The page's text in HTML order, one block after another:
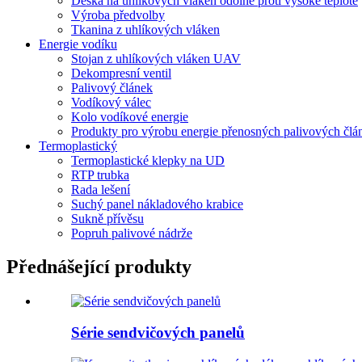
Výroba předvolby
Tkanina z uhlíkových vláken
Energie vodíku
Stojan z uhlíkových vláken UAV
Dekompresní ventil
Palivový článek
Vodíkový válec
Kolo vodíkové energie
Produkty pro výrobu energie přenosných palivových
Termoplastický
Termoplastické klepky na UD
RTP trubka
Rada lešení
Suchý panel nákladového krabice
Sukně přívěsu
Popruh palivové nádrže
Přednášející produkty
Série sendvičových panelů